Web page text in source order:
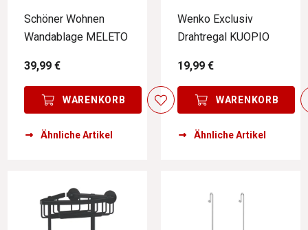
Schöner Wohnen
Wandablage MELETO
39,99 €
WARENKORB
Ähnliche Artikel
Wenko Exclusiv
Drahtregal KUOPIO
19,99 €
WARENKORB
Ähnliche Artikel